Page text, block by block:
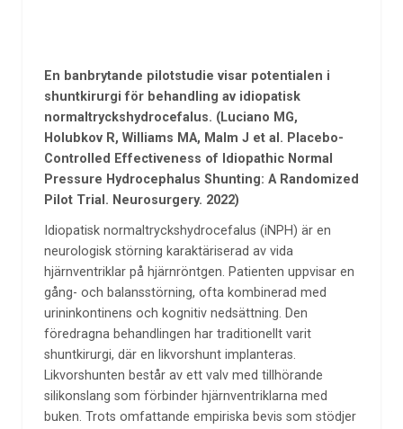
En banbrytande pilotstudie visar potentialen i
shuntkirurgi för behandling av idiopatisk
normaltryckshydrocefalus. (Luciano MG,
Holubkov R, Williams MA, Malm J et al. Placebo-
Controlled Effectiveness of Idiopathic Normal
Pressure Hydrocephalus Shunting: A Randomized
Pilot Trial. Neurosurgery. 2022)
Idiopatisk normaltryckshydrocefalus (iNPH) är en
neurologisk störning karaktäriserad av vida
hjärnventriklar på hjärnröntgen. Patienten uppvisar en
gång- och balansstörning, ofta kombinerad med
urininkontinens och kognitiv nedsättning. Den
föredragna behandlingen har traditionellt varit
shuntkirurgi, där en likvorshunt implanteras.
Likvorshunten består av ett valv med tillhörande
silikonslang som förbinder hjärnventriklarna med
buken. Trots omfattande empiriska bevis som stödjer